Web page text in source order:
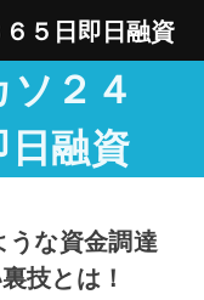
２４
日融資
うな資金調達
技とは！
５日即日融資